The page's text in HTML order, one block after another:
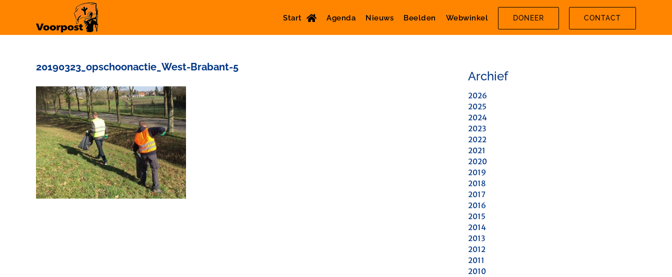
Start Agenda Nieuws Beelden Webwinkel DONEER CONTACT
20190323_opschoonactie_West-Brabant-5
Archief
2026
2025
2024
2023
2022
2021
2020
2019
2018
2017
2016
2015
2014
2013
2012
2011
2010